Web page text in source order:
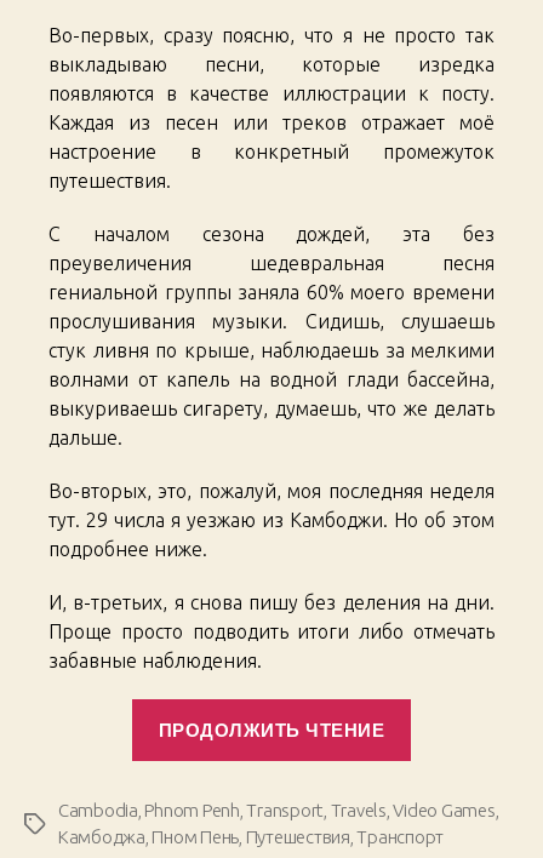
49-
52
Во-первых, сразу поясню, что я не просто так
выкладываю песни, которые изредка
появляются в качестве иллюстрации к посту.
Каждая из песен или треков отражает моё
настроение в конкретный промежуток
путешествия.
С началом сезона дождей, эта без
преувеличения шедевральная песня
гениальной группы заняла 60% моего времени
прослушивания музыки. Сидишь, слушаешь
стук ливня по крыше, наблюдаешь за мелкими
волнами от капель на водной глади бассейна,
выкуриваешь сигарету, думаешь, что же делать
дальше.
Во-вторых, это, пожалуй, моя последняя неделя
тут. 29 числа я уезжаю из Камбоджи. Но об этом
подробнее ниже.
И, в-третьих, я снова пишу без деления на дни.
Проще просто подводить итоги либо отмечать
забавные наблюдения.
ПРОДОЛЖИТЬ ЧТЕНИЕ
Asian
Trip.
Days
Метки
Cambodia Phnom Penh ,Transport Travels ,Video Games
Камбоджа Пном Пень Путешествия ,Транспорт